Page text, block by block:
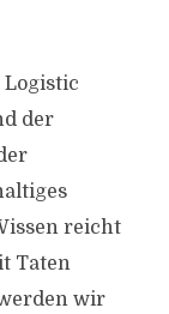
Logistic
der
reicht
Taten
wir